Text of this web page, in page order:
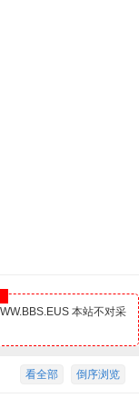
本站不对采
倒序浏览
看全部